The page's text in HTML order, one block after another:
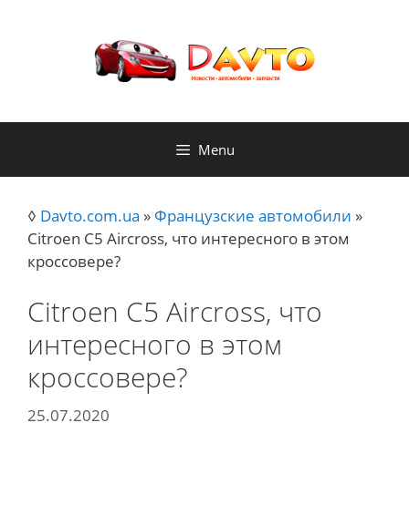
Menu
◊ Davto.com.ua » Французские автомобили »
Citroen C5 Aircross, что интересного в этом
кроссовере?
Citroen C5 Aircross, что
интересного в этом
кроссовере?
25.07.2020